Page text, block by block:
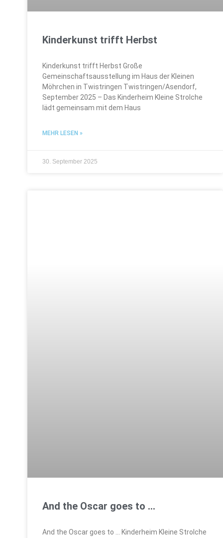
Kinderkunst trifft Herbst
Kinderkunst trifft Herbst Große
Gemeinschaftsausstellung im Haus der Kleinen
Möhrchen in Twistringen Twistringen/Asendorf,
September 2025 – Das Kinderheim Kleine Strolche
lädt gemeinsam mit dem Haus
MEHR LESEN »
30. September 2025
And the Oscar goes to …
And the Oscar goes to … Kinderheim Kleine Strolche